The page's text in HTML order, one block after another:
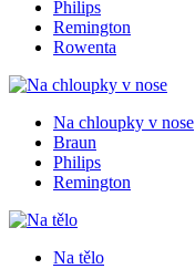
Philips
Remington
Rowenta
Na chloupky v nose
Braun
Philips
Remington
Na tělo